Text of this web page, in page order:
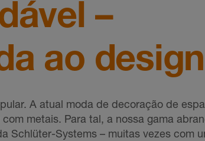
–
ao design
A atual moda de decoração de
metais. Para tal, a nossa gama
Schlüter-Systems – muitas vezes com